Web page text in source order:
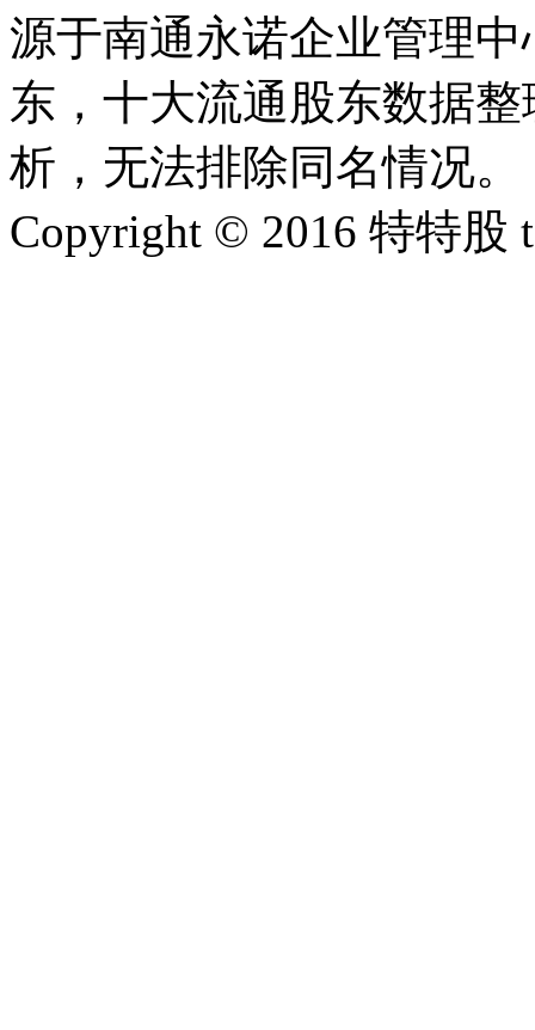
源于南通永诺企业管理
东，十大流通股东数据
析，无法排除同名情况。
Copyright © 2016 特特股